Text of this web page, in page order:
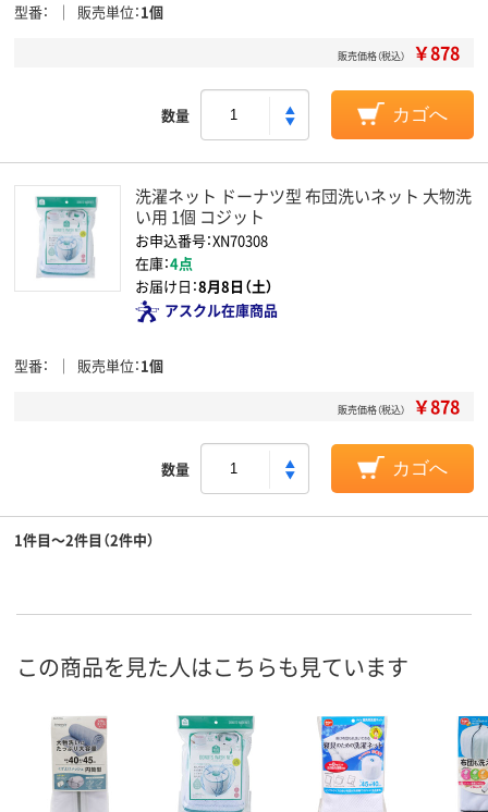
型番 販売単位 1個
販売価格（税込） ￥878
数量 カゴへ
洗濯ネット ドーナツ型 布団洗いネット 大物洗
い用 1個 コジット
お申込番号：XN70308
在庫：4点
お届け日：8月8日（土）
アスクル在庫商品
型番 販売単位 1個
販売価格（税込） ￥878
数量 カゴへ
1件目～2件目（2件中）
この商品を見た人はこちらも見ています